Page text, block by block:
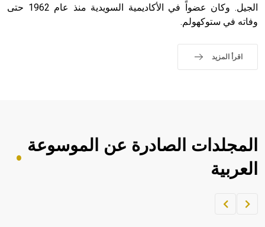
الجيل. وكان عضواً في الأكاديمية السويدية منذ عام 1962 حتى
وفاته في ستوكهولم.
اقرأ المزيد
المجلدات الصادرة عن الموسوعة
العربية